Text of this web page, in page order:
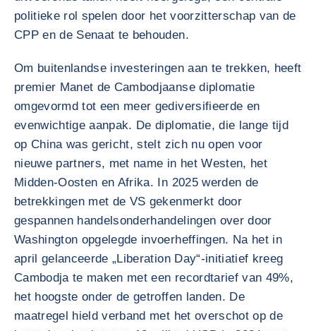
politieke rol spelen door het voorzitterschap van de
CPP en de Senaat te behouden.
Om buitenlandse investeringen aan te trekken, heeft
premier Manet de Cambodjaanse diplomatie
omgevormd tot een meer gediversifieerde en
evenwichtige aanpak. De diplomatie, die lange tijd
op China was gericht, stelt zich nu open voor
nieuwe partners, met name in het Westen, het
Midden-Oosten en Afrika. In 2025 werden de
betrekkingen met de VS gekenmerkt door
gespannen handelsonderhandelingen over door
Washington opgelegde invoerheffingen. Na het in
april gelanceerde „Liberation Day“-initiatief kreeg
Cambodja te maken met een recordtarief van 49%,
het hoogste onder de getroffen landen. De
maatregel hield verband met het overschot op de